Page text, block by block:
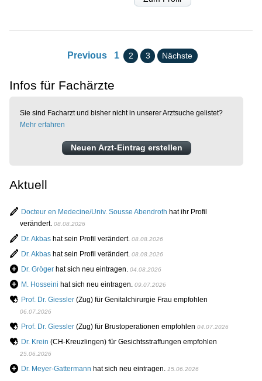
Previous 1 2 3 Nächste
Infos für Fachärzte
Sie sind Facharzt und bisher nicht in unserer Arztsuche gelistet?
Mehr erfahren
Neuen Arzt-Eintrag erstellen
Aktuell
Docteur en Medecine/Univ. Sousse Abendroth hat ihr Profil
verändert. 08.08.2026
Dr. Akbashat sein Profil verändert. 08.08.2026
Dr. Akbashat sein Profil verändert. 08.08.2026
Dr. Grögerhat sich neu eintragen. 04.08.2026
M. Hosseini hat sich neu eintragen. 09.07.2026
Prof. Dr. Giessler(Zug) für Genitalchirurgie Frau empfohlen
06.07.2026
Prof. Dr. Giessler(Zug) für Brustoperationen empfohlen 04.07.2026
Dr. Krein (CH-Kreuzlingen) für Gesichtsstraffungen empfohlen
25.06.2026
Dr. Meyer-Gattermann hat sich neu eintragen. 15.06.2026